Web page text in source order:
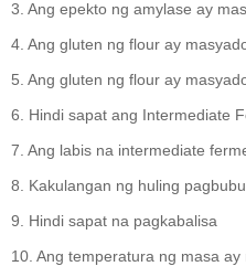
3. Ang epekto ng amylase ay
4. Ang gluten ng flour ay
5. Ang gluten ng flour ay
6. Hindi sapat ang Intermediate
7. Ang labis na intermediate
8. Kakulangan ng huling
9. Hindi sapat na pagkabalisa
10. Ang temperatura ng masa